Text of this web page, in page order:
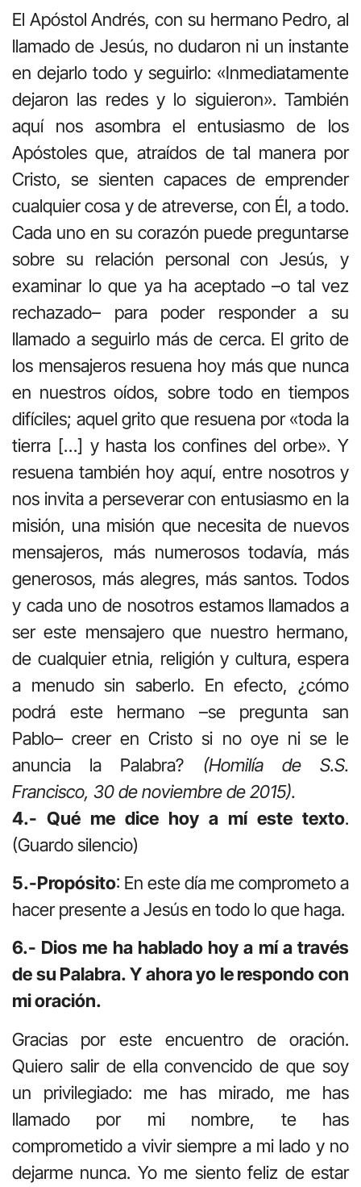
El Apóstol Andrés, con su hermano Pedro, al
llamado de Jesús, no dudaron ni un instante
en dejarlo todo y seguirlo: «Inmediatamente
dejaron las redes y lo siguieron». También
aquí nos asombra el entusiasmo de los
Apóstoles que, atraídos de tal manera por
Cristo, se sienten capaces de emprender
cualquier cosa y de atreverse, con Él, a todo.
Cada uno en su corazón puede preguntarse
sobre su relación personal con Jesús, y
examinar lo que ya ha aceptado –o tal vez
rechazado– para poder responder a su
llamado a seguirlo más de cerca. El grito de
los mensajeros resuena hoy más que nunca
en nuestros oídos, sobre todo en tiempos
difíciles; aquel grito que resuena por «toda la
tierra […] y hasta los confines del orbe». Y
resuena también hoy aquí, entre nosotros y
nos invita a perseverar con entusiasmo en la
misión, una misión que necesita de nuevos
mensajeros, más numerosos todavía, más
generosos, más alegres, más santos. Todos
y cada uno de nosotros estamos llamados a
ser este mensajero que nuestro hermano,
de cualquier etnia, religión y cultura, espera
a menudo sin saberlo. En efecto, ¿cómo
podrá este hermano –se pregunta san
Pablo– creer en Cristo si no oye ni se le
anuncia la Palabra? (Homilía de S.S.
Francisco, 30 de noviembre de 2015).
4.- Qué me dice hoy a mí este texto.
(Guardo silencio)
5.-Propósito: En este día me comprometo a
hacer presente a Jesús en todo lo que haga.
6.- Dios me ha hablado hoy a mí a través
de su Palabra. Y ahora yo le respondo con
mi oración.
Gracias por este encuentro de oración.
Quiero salir de ella convencido de que soy
un privilegiado: me has mirado, me has
llamado por mi nombre, te has
comprometido a vivir siempre a mi lado y no
dejarme nunca. Yo me siento feliz de estar